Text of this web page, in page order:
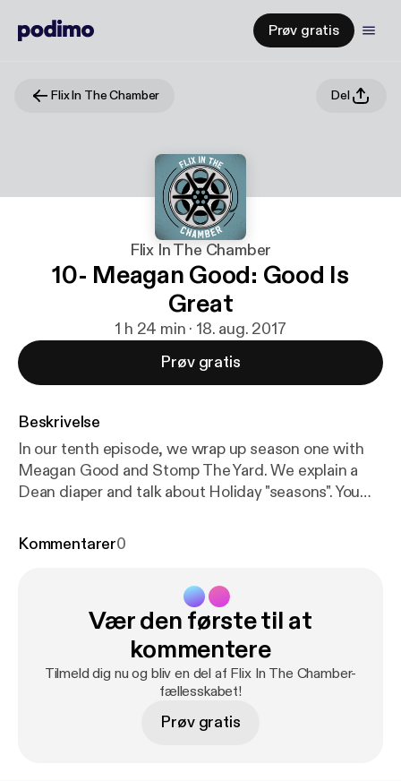
Prøv gratis
Flix In The Chamber Del
Flix In The Chamber
10- Meagan Good: Good Is
Great
1 h 24 min · 18. aug. 2017
Prøv gratis
Beskrivelse
In our tenth episode, we wrap up season one with
Meagan Good and Stomp The Yard. We explain a
Dean diaper and talk about Holiday "seasons". You
deciphering it is half the fun! Now, Mrs. Good, pick
Kommentarer0
Vær den første til at
kommentere
Tilmeld dig nu og bliv en del af Flix In The Chamber-
fællesskabet!
Prøv gratis